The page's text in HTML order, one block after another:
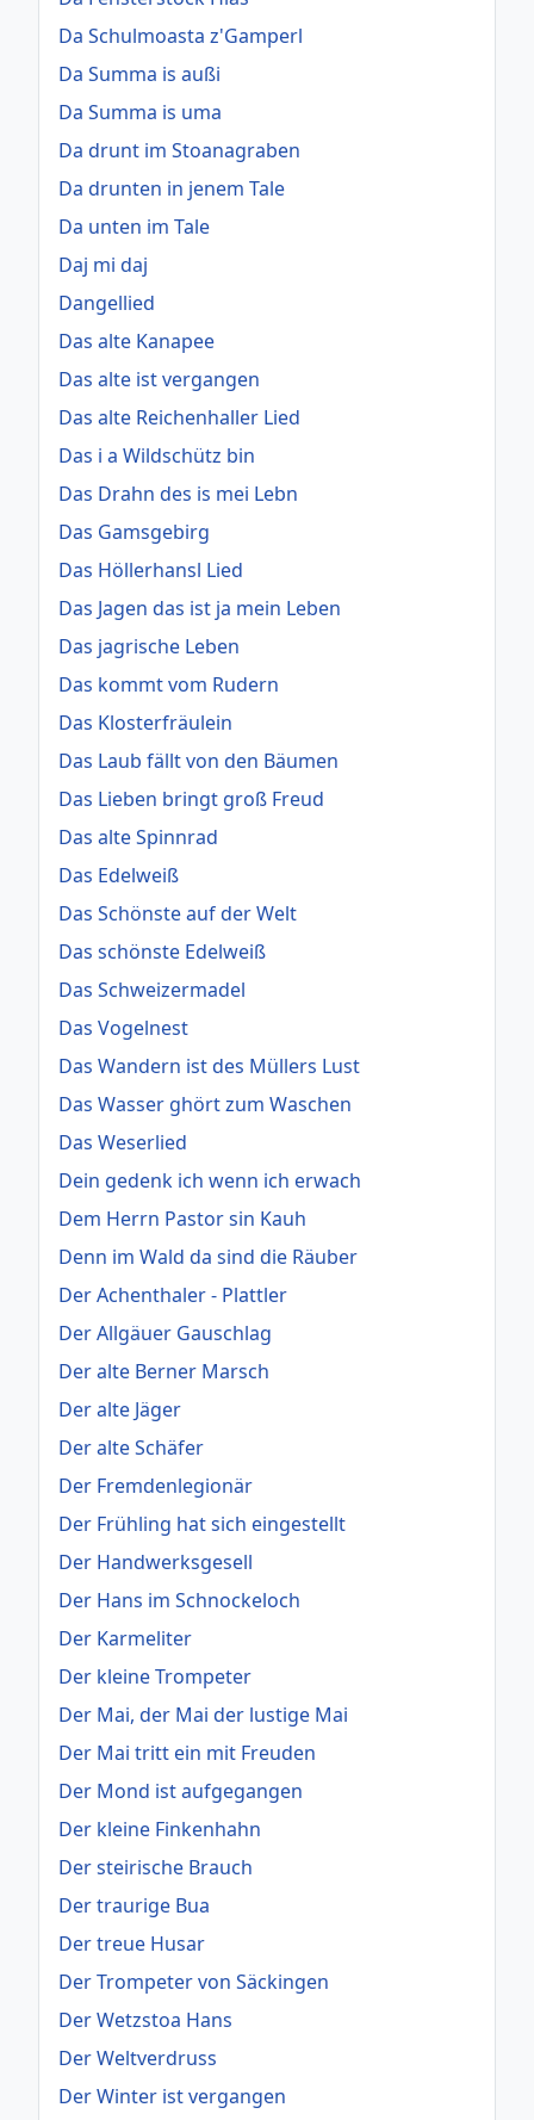
Da Schulmoasta z'Gamperl
Da Summa is außi
Da Summa is uma
Da drunt im Stoanagraben
Da drunten in jenem Tale
Da unten im Tale
Daj mi daj
Dangellied
Das alte Kanapee
Das alte ist vergangen
Das alte Reichenhaller Lied
Das i a Wildschütz bin
Das Drahn des is mei Lebn
Das Gamsgebirg
Das Höllerhansl Lied
Das Jagen das ist ja mein Leben
Das jagrische Leben
Das kommt vom Rudern
Das Klosterfräulein
Das Laub fällt von den Bäumen
Das Lieben bringt groß Freud
Das alte Spinnrad
Das Edelweiß
Das Schönste auf der Welt
Das schönste Edelweiß
Das Schweizermadel
Das Vogelnest
Das Wandern ist des Müllers Lust
Das Wasser ghört zum Waschen
Das Weserlied
Dein gedenk ich wenn ich erwach
Dem Herrn Pastor sin Kauh
Denn im Wald da sind die Räuber
Der Achenthaler - Plattler
Der Allgäuer Gauschlag
Der alte Berner Marsch
Der alte Jäger
Der alte Schäfer
Der Fremdenlegionär
Der Frühling hat sich eingestellt
Der Handwerksgesell
Der Hans im Schnockeloch
Der Karmeliter
Der kleine Trompeter
Der Mai, der Mai der lustige Mai
Der Mai tritt ein mit Freuden
Der Mond ist aufgegangen
Der kleine Finkenhahn
Der steirische Brauch
Der traurige Bua
Der treue Husar
Der Trompeter von Säckingen
Der Wetzstoa Hans
Der Weltverdruss
Der Winter ist vergangen